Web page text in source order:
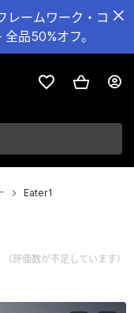
レームワーク・コ
品50%オフ。
Eater1
（評価数が不足しています）